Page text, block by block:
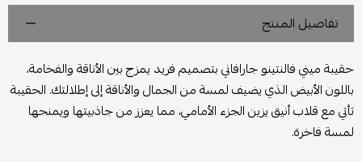
تفاصيل المنتج
حقيبة ميني فالنتينو جارافاني بتصميم فريد يمزج بين الأناقة والفخامة،
باللون الأبيض الذي يضيف لمسة من الجمال والأناقة إلى إطلالتك. الحقيبة
تأتي مع قلاب أنيق يزين الجزء الأمامي، مما يعزز من جاذبيتها ويمنحها
لمسة فاخرة.